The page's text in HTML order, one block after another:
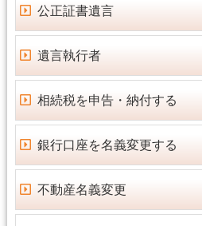
公正証書遺言
遺言執行者
相続税を申告・納付する
銀行口座を名義変更する
不動産名義変更